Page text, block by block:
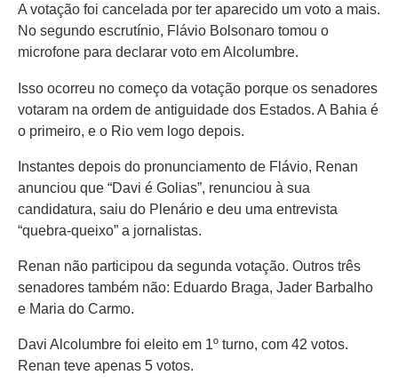
A votação foi cancelada por ter aparecido um voto a mais.
No segundo escrutínio, Flávio Bolsonaro tomou o
microfone para declarar voto em Alcolumbre.
Isso ocorreu no começo da votação porque os senadores
votaram na ordem de antiguidade dos Estados. A Bahia é
o primeiro, e o Rio vem logo depois.
Instantes depois do pronunciamento de Flávio, Renan
anunciou que “Davi é Golias”, renunciou à sua
candidatura, saiu do Plenário e deu uma entrevista
“quebra-queixo” a jornalistas.
Renan não participou da segunda votação. Outros três
senadores também não: Eduardo Braga, Jader Barbalho
e Maria do Carmo.
Davi Alcolumbre foi eleito em 1º turno, com 42 votos.
Renan teve apenas 5 votos.